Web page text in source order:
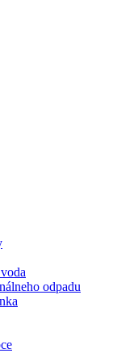
odpadu